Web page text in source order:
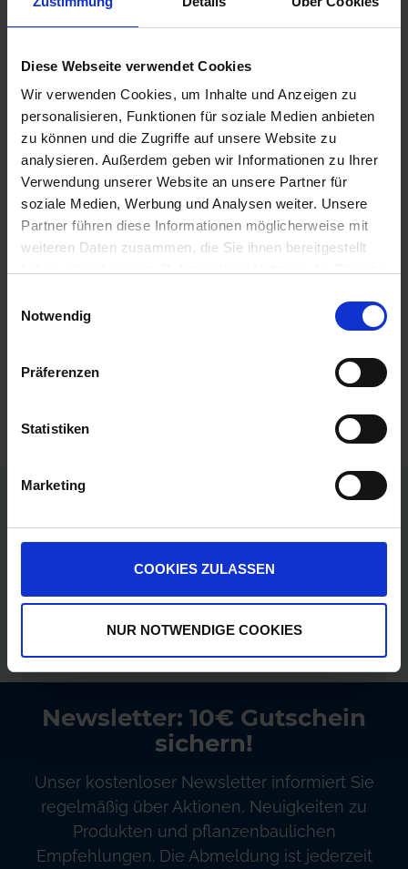
Diese Webseite verwendet Cookies
Wir verwenden Cookies, um Inhalte und Anzeigen zu
personalisieren, Funktionen für soziale Medien anbieten
zu können und die Zugriffe auf unsere Website zu
analysieren. Außerdem geben wir Informationen zu Ihrer
Verwendung unserer Website an unsere Partner für
soziale Medien, Werbung und Analysen weiter. Unsere
Partner führen diese Informationen möglicherweise mit
weiteren Daten zusammen, die Sie ihnen bereitgestellt
Notwendig
Präferenzen
Statistiken
Marketing
COOKIES ZULASSEN
NUR NOTWENDIGE COOKIES
Unser myAGRAR Bonusprogramm ermöglicht Ihnen, durch
den Kauf unserer Produkte einen zusätzlichen Rabatt zu
erhalten und diesen auf die Bestellung einzulösen.
Ist das Bonusprogramm kostenlos?
Ja, die einzige Voraussetzung ist ein Kundenkonto mit einer
deutschen Rechnungs- und Lieferanschrift.
Was hat sich zum alten Ährenpunkteprogramm verändert?
einlösen und auch weitere Punkte durch Aktionen sammeln.
Diesen finden Sie in Ihrem Kundenkonto unter "Meine
Versandkostenfrei ab 250€
Bezahlung auf Rechnung
Newsletter: 10€ Gutschein
sichern!
Unser kostenloser Newsletter informiert Sie
regelmäßig über Aktionen, Neuigkeiten zu
Produkten und pflanzenbaulichen
Empfehlungen. Die Abmeldung ist jederzeit